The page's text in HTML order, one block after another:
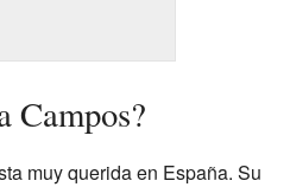
Campos?
muy querida en España. Su